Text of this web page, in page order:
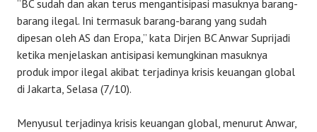
“BC sudah dan akan terus mengantisipasi masuknya barang-
barang ilegal. Ini termasuk barang-barang yang sudah
dipesan oleh AS dan Eropa,” kata Dirjen BC Anwar Suprijadi
ketika menjelaskan antisipasi kemungkinan masuknya
produk impor ilegal akibat terjadinya krisis keuangan global
di Jakarta, Selasa (7/10).
Menyusul terjadinya krisis keuangan global, menurut Anwar,